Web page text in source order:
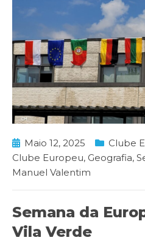
Maio 12, 2025
Clube
Clube Europeu, Geografia,
Manuel Valentim
Semana da
Vila Verde